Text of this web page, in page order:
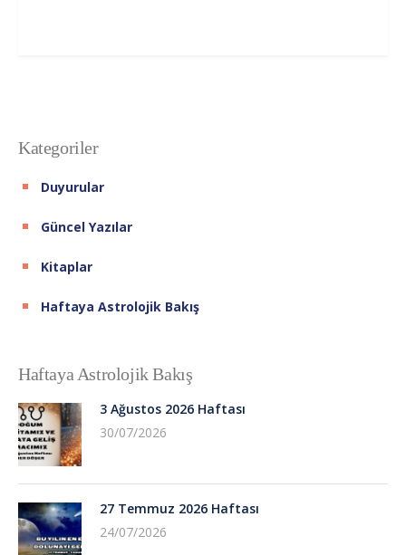
Kategoriler
Duyurular
Güncel Yazılar
Kitaplar
Haftaya Astrolojik Bakış
Haftaya Astrolojik Bakış
3 Ağustos 2026 Haftası
30/07/2026
27 Temmuz 2026 Haftası
24/07/2026